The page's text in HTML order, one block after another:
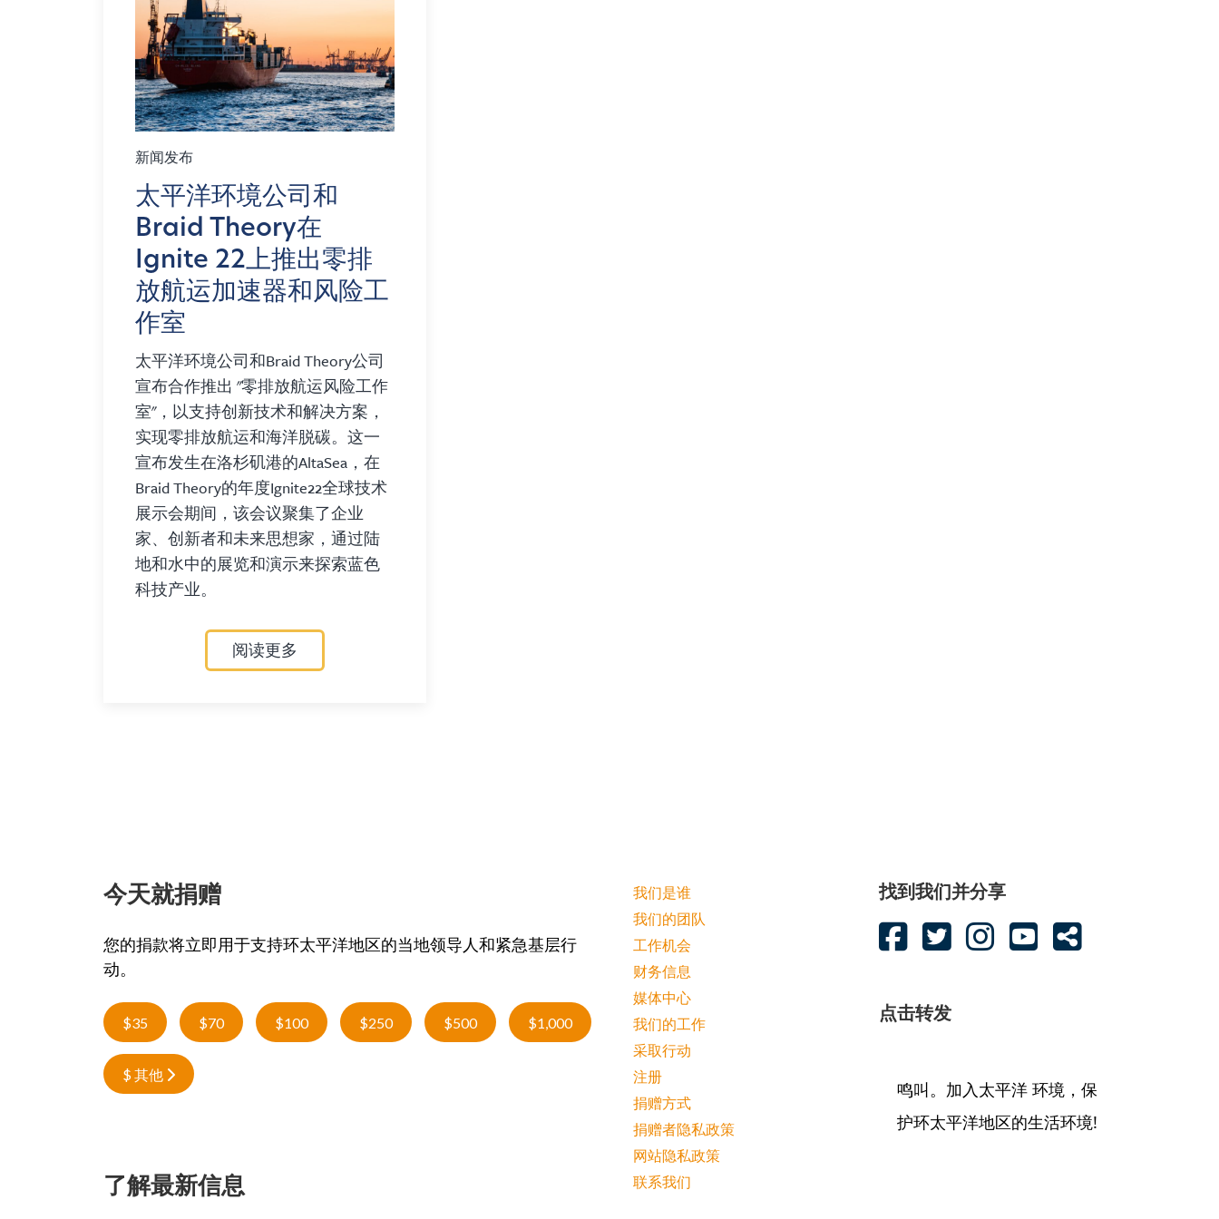
新闻发布
太平洋环境公司和
Braid Theory在
Ignite 22上推出零排
放航运加速器和风险工
作室
太平洋环境公司和Braid Theory公司
宣布合作推出 "零排放航运风险工作
室"，以支持创新技术和解决方案，
实现零排放航运和海洋脱碳。这一
宣布发生在洛杉矶港的AltaSea，在
Braid Theory的年度Ignite22全球技术
展示会期间，该会议聚集了企业
家、创新者和未来思想家，通过陆
地和水中的展览和演示来探索蓝色
科技产业。
阅读更多
今天就捐赠
您的捐款将立即用于支持环太平洋地区的当地领导人和紧急基层行
动。
$35 $70 $100 $250 $500 $1,000
$ 其他
了解最新信息
我们是谁
我们的团队
工作机会
财务信息
媒体中心
我们的工作
采取行动
注册
捐赠方式
捐赠者隐私政策
网站隐私政策
联系我们
找到我们并分享
点击转发
鸣叫。加入太平洋 环境，保
护环太平洋地区的生活环境!